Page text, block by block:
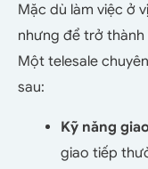
Mặc dù làm việc ở
nhưng để trở thành
Một telesale
sau:
Kỹ năng
giao tiếp